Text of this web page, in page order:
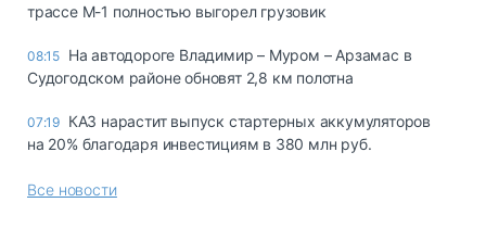
трассе М-1 полностью выгорел грузовик
08:15 На автодороге Владимир – Муром – Арзамас в
Судогодском районе обновят 2,8 км полотна
07:19 КАЗ нарастит выпуск стартерных аккумуляторов
на 20% благодаря инвестициям в 380 млн руб.
Все новости